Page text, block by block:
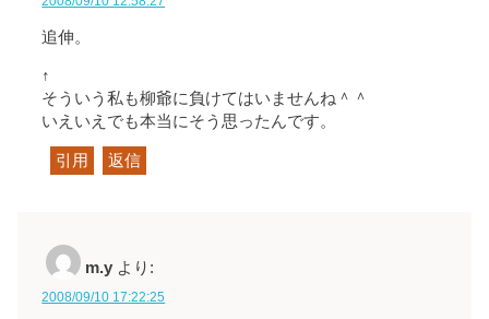
追伸。
↑
そういう私も柳爺に負けてはいませんね＾＾
いえいえでも本当にそう思ったんです。
引用 返信
m.y より:
2008/09/10 17:22:25